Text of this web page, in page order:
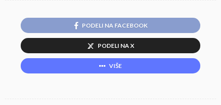
PODELI NA FACEBOOK
PODELI NA X
VIŠE